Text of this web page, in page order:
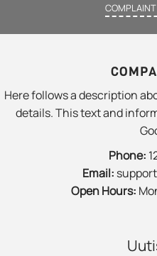
Here follows a description
details. This text and
Phone:
Email:
Open Hours: